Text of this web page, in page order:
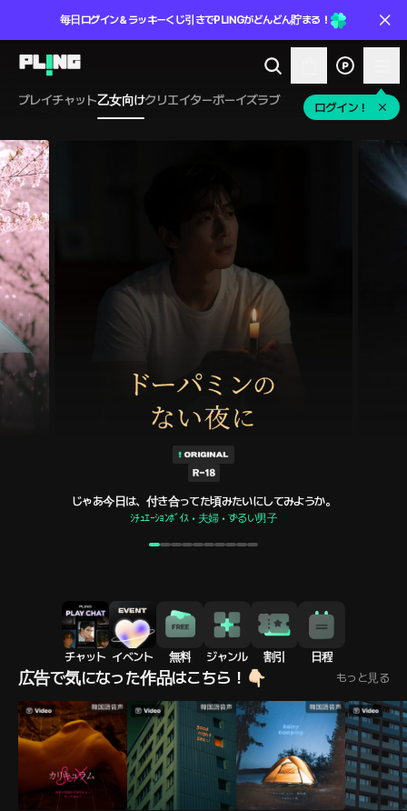
毎日ログイン＆ラッキーくじ引きでPLINGがどんどん貯まる！
プレイチャット乙女向けクリエイターボーイズラブ
じゃあ今日は、付き合ってた頃みたいにしてみようか。
ｼﾁｭｴｰｼｮﾝﾎﾞｲｽ • 夫婦 • ずるい男子
じゃあ今日は、付き合ってた頃みたいにしてみようか。
ｼﾁｭｴｰｼｮﾝﾎﾞｲｽ • 夫婦 • ずるい男子
チャット イベント 無料 ジャンル 割引 日程
広告で気になった作品はこちら！👇🏻 もっと見る